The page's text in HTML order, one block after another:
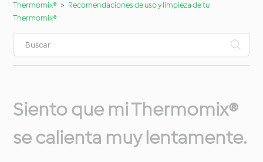
Thermomix®
Recomendaciones de uso y limpieza de tu
Thermomix®
Siento que mi Thermomix®
se calienta muy lentamente.